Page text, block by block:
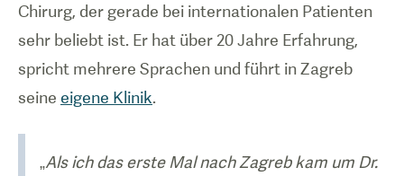
Chirurg, der gerade bei internationalen Patienten
sehr beliebt ist. Er hat über 20 Jahre Erfahrung,
spricht mehrere Sprachen und führt in Zagreb
seine eigene Klinik.
„Als ich das erste Mal nach Zagreb kam um Dr.